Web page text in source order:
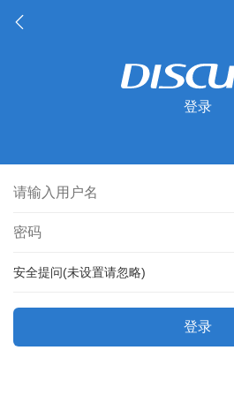
登录
安全提问(未设置请忽略)
登录